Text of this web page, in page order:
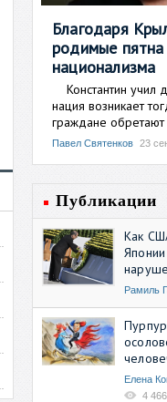
Благодаря
родимые пятна
национализма
Константин учил
нация возникает
граждане обретают
Павел Святенков 23
Публикации
Как
Японии
Рамиль
Елена
4 466